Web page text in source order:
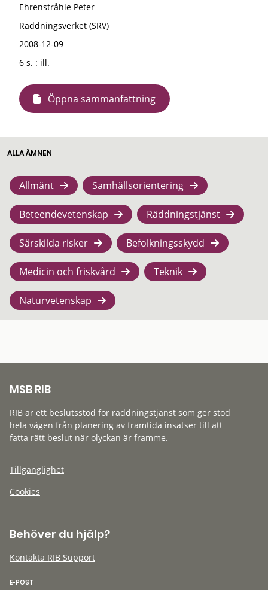
Ehrenstråhle Peter
Räddningsverket (SRV)
2008-12-09
6 s. : ill.
Öppna sammanfattning
ALLA ÄMNEN
Allmänt Samhällsorientering
Beteendevetenskap Räddningstjänst
Särskilda risker Befolkningsskydd
Medicin och friskvård Teknik
Naturvetenskap
MSB RIB
RIB är ett beslutsstöd för räddningstjänst som ger stöd
hela vägen från planering av framtida insatser till att
fatta rätt beslut när olyckan är framme.
Tillgänglighet
Cookies
Behöver du hjälp?
Kontakta RIB Support
E-POST